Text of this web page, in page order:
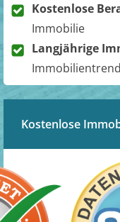
Kostenlose
Immobilie
Langjährige
Kostenlose